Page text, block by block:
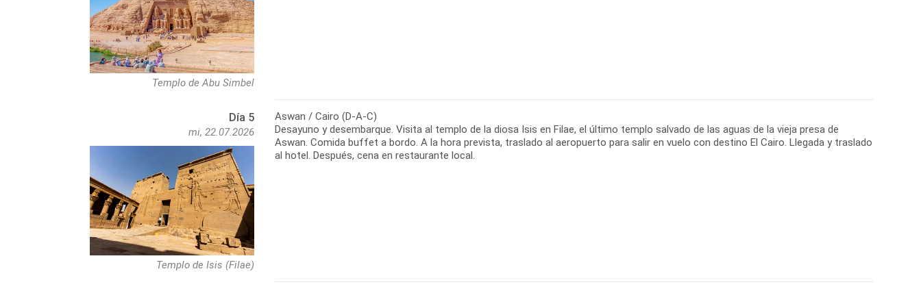
Templo de Abu Simbel
Día 5
mi, 22.07.2026
Aswan / Cairo (D-A-C)
Desayuno y desembarque. Visita al templo de la diosa Isis en Filae, el último templo salvado de las aguas de la vieja presa de
Aswan. Comida buffet a bordo. A la hora prevista, traslado al aeropuerto para salir en vuelo con destino El Cairo. Llegada y traslado
al hotel. Después, cena en restaurante local.
Templo de Isis (Filae)